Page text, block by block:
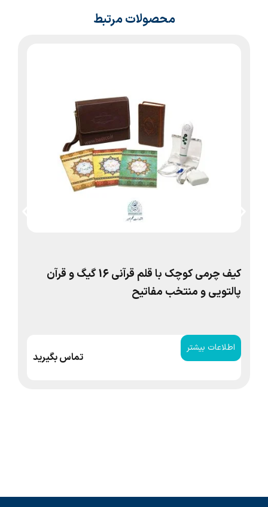
محصولات مرتبط
کیف چرمی کوچک با قلم قرآنی 16 گیگ و قرآن
پالتویی و منتخب مفاتیح
اطلاعات بیشتر
تماس بگیرید